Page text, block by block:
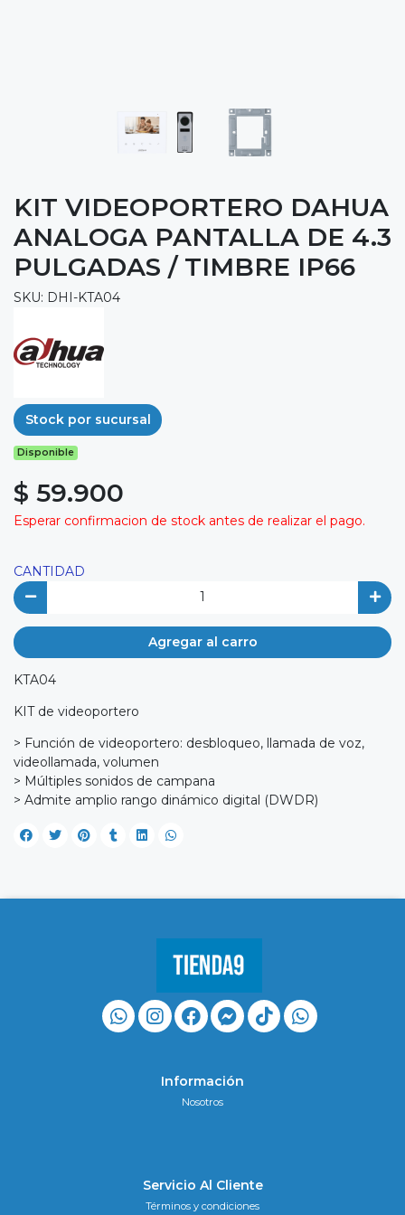
KIT VIDEOPORTERO DAHUA
ANALOGA PANTALLA DE 4.3
PULGADAS / TIMBRE IP66
SKU: DHI-KTA04
Stock por sucursal
Disponible
$ 59.900
Esperar confirmacion de stock antes de realizar el pago.
CANTIDAD
Agregar al carro
KTA04
KIT de videoportero
> Función de videoportero: desbloqueo, llamada de voz,
videollamada, volumen
> Múltiples sonidos de campana
> Admite amplio rango dinámico digital (DWDR)
Información
Nosotros
Servicio Al Cliente
Términos y condiciones